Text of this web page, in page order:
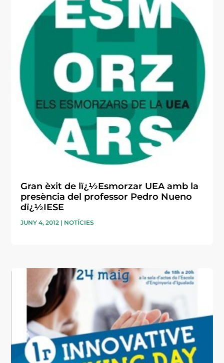
Gran èxit de lï¿½Esmorzar UEA amb la
presència del professor Pedro Nueno
dï¿½IESE
JUNY 4, 2012 | NOTÍCIES